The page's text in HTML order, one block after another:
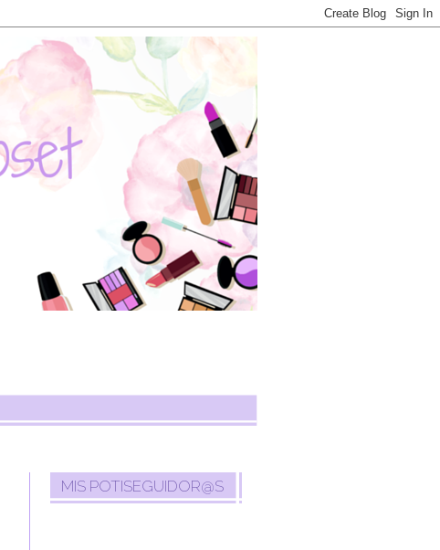
MIS POTISEGUIDOR@S